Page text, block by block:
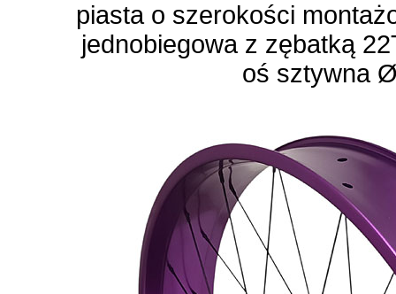
piasta o szerokości
jednobiegowa z zębatką
oś sztywna